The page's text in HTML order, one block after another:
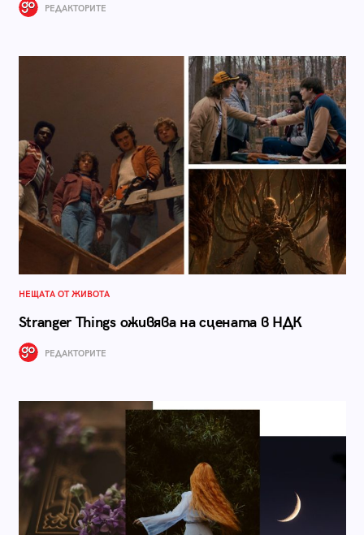
РЕДАКТОРИТЕ
НЕЩАТА ОТ ЖИВОТА
Stranger Things оживява на сцената в НДК
РЕДАКТОРИТЕ